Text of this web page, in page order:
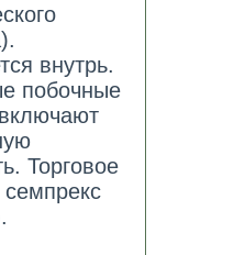
внутрь.
побочные
Торговое